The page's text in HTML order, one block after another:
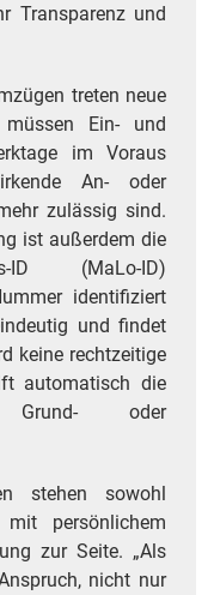
Transparenz und
treten neue
Ein- und
im Voraus
An- oder
zulässig sind.
ist außerdem die
ID (MaLo-ID)
identifiziert
und findet
keine rechtzeitige
automatisch die
Grund- oder
stehen sowohl
persönlichem
zur Seite. „Als
nicht nur